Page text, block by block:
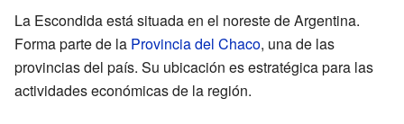
La Escondida está situada en el noreste de Argentina.
Forma parte de la Provincia del Chaco, una de las
provincias del país. Su ubicación es estratégica para las
actividades económicas de la región.